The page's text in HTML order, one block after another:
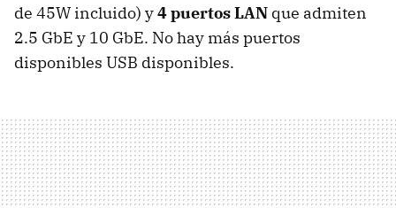
de 45W incluido) y4 puertos LAN que admiten
2.5 GbE y 10 GbE. No hay más puertos
disponibles USB disponibles.